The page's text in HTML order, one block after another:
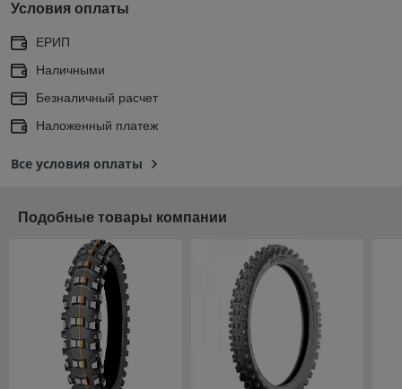
Условия оплаты
ЕРИП
Наличными
Безналичный расчет
Наложенный платеж
Все условия оплаты
Подобные товары компании